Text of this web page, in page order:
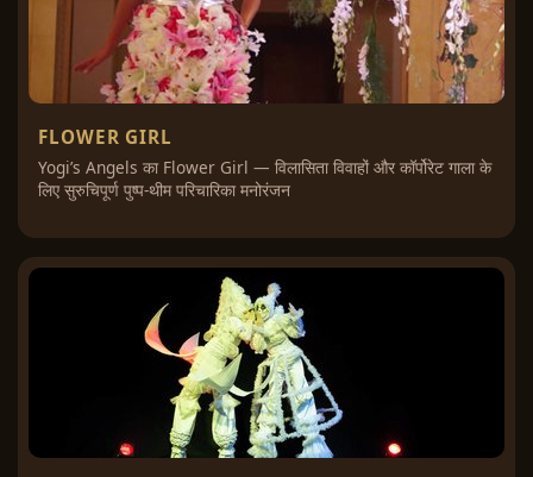
FLOWER GIRL
Yogi’s Angels का Flower Girl — विलासिता विवाहों और कॉर्पोरेट गाला के
लिए सुरुचिपूर्ण पुष्प-थीम परिचारिका मनोरंजन